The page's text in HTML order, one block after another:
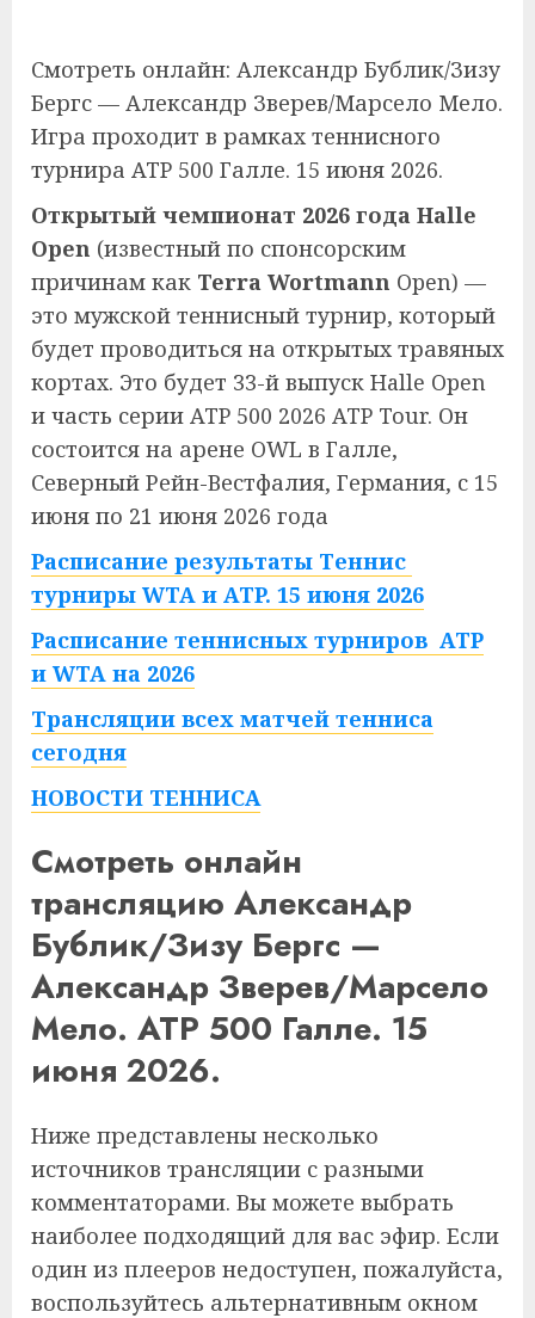
Смотреть онлайн: Александр Бублик/Зизу
Бергс — Александр Зверев/Марсело Мело.
Игра проходит в рамках теннисного
турнира ATP 500 Галле. 15 июня 2026.
Открытый чемпионат 2026 года Halle
Open (известный по спонсорским
причинам как Terra Wortmann Open) —
это мужской теннисный турнир, который
будет проводиться на открытых травяных
кортах. Это будет 33-й выпуск Halle Open
и часть серии ATP 500 2026 ATP Tour. Он
состоится на арене OWL в Галле,
Северный Рейн-Вестфалия, Германия, с 15
июня по 21 июня 2026 года
Расписание результаты Теннис
турниры WTA и ATP. 15 июня 2026
Расписание теннисных турниров ATP
и WTA на 2026
Трансляции всех матчей тенниса
сегодня
НОВОСТИ ТЕННИСА
Смотреть онлайн
трансляцию Александр
Бублик/Зизу Бергс —
Александр Зверев/Марсело
Мело. ATP 500 Галле. 15
июня 2026.
Ниже представлены несколько
источников трансляции с разными
комментаторами. Вы можете выбрать
наиболее подходящий для вас эфир. Если
один из плееров недоступен, пожалуйста,
воспользуйтесь альтернативным окном